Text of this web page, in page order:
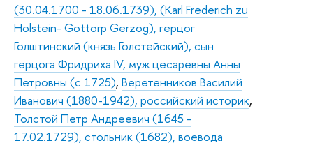
(30.04.1700 - 18.06.1739), (Karl Frederich zu
Holstein- Gottorp Gerzog), герцог
Голштинский (князь Голстейский), сын
герцога Фридриха IV, муж цесаревны Анны
Петровны (с 1725), Веретенников Василий
Иванович (1880-1942), российский историк,
Толстой Петр Андреевич (1645 -
17.02.1729), стольник (1682), воевода